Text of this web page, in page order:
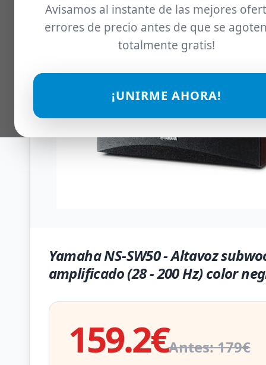
Avisamos al instante de las mejores
errores de precio antes de que se
totalmente gratis!
¡UNIRME AHORA!
Yamaha NS-SW50 - Altavoz
amplificado (28 - 200 Hz) color
159.2€Antes: 179€